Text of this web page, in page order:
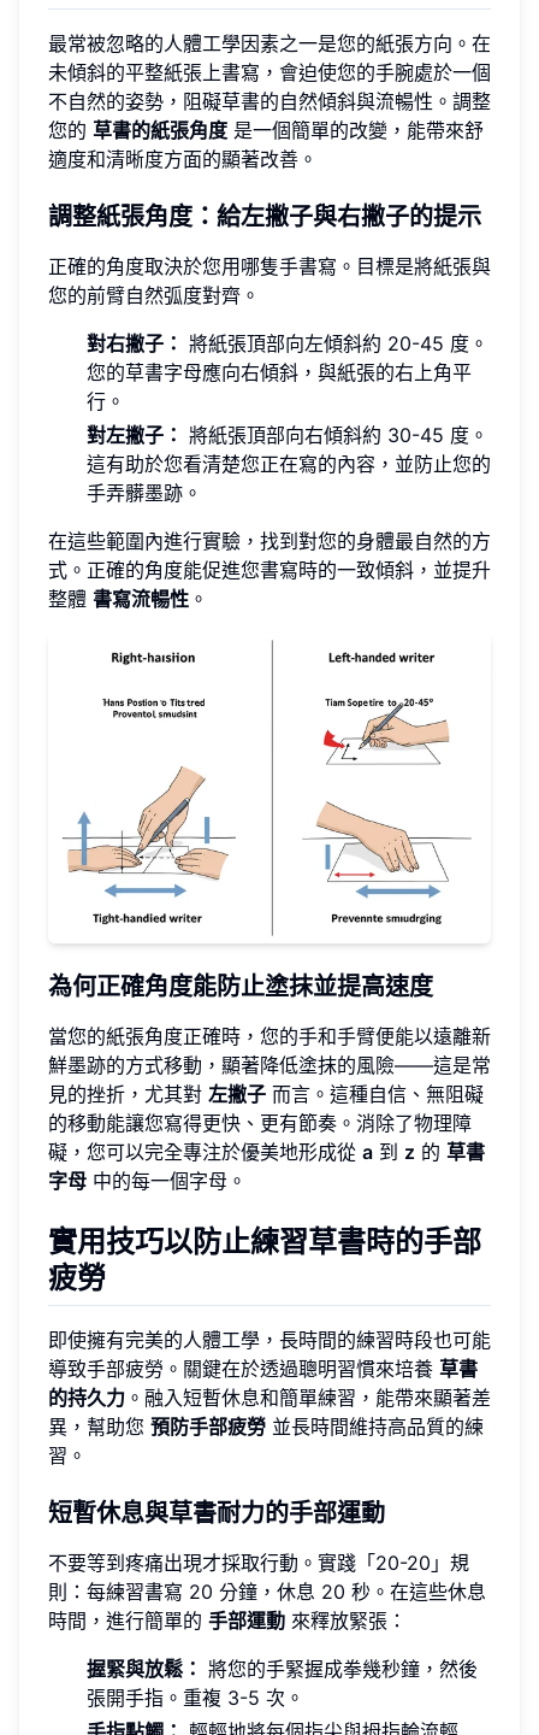
最常被忽略的人體工學因素之一是您的紙張方向。在
未傾斜的平整紙張上書寫，會迫使您的手腕處於一個
不自然的姿勢，阻礙草書的自然傾斜與流暢性。調整
您的 草書的紙張角度 是一個簡單的改變，能帶來舒
適度和清晰度方面的顯著改善。
調整紙張角度：給左撇子與右撇子的提示
正確的角度取決於您用哪隻手書寫。目標是將紙張與
您的前臂自然弧度對齊。
對右撇子： 將紙張頂部向左傾斜約 20-45 度。
您的草書字母應向右傾斜，與紙張的右上角平
行。
對左撇子： 將紙張頂部向右傾斜約 30-45 度。
這有助於您看清楚您正在寫的內容，並防止您的
手弄髒墨跡。
在這些範圍內進行實驗，找到對您的身體最自然的方
式。正確的角度能促進您書寫時的一致傾斜，並提升
整體 書寫流暢性 。
為何正確角度能防止塗抹並提高速度
當您的紙張角度正確時，您的手和手臂便能以遠離新
鮮墨跡的方式移動，顯著降低塗抹的風險——這是常
見的挫折，尤其對 左撇子 而言。這種自信、無阻礙
的移動能讓您寫得更快、更有節奏。消除了物理障
礙，您可以完全專注於優美地形成從 a 到 z 的 草書
字母 中的每一個字母。
實用技巧以防止練習草書時的手部
疲勞
即使擁有完美的人體工學，長時間的練習時段也可能
導致手部疲勞。關鍵在於透過聰明習慣來培養 草書
的持久力 。融入短暫休息和簡單練習，能帶來顯著差
異，幫助您 預防手部疲勞 並長時間維持高品質的練
習。
短暫休息與草書耐力的手部運動
不要等到疼痛出現才採取行動。實踐「20-20」規
則：每練習書寫 20 分鐘，休息 20 秒。在這些休息
時間，進行簡單的 手部運動 來釋放緊張：
握緊與放鬆： 將您的手緊握成拳幾秒鐘，然後
張開手指。重複 3-5 次。